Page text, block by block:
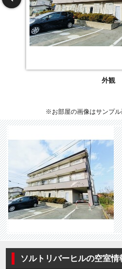
外観
※お部屋の画像はサンプル
ソルトリバーヒルの空室情